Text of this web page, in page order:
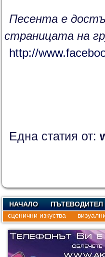
Песента е
страницата на
http://
Една статия от:
НАЧАЛО ПЪТЕВОДИТЕЛ
сценични изкуства